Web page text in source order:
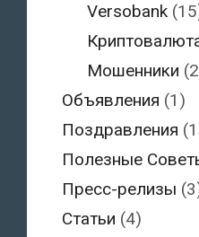
Versobank
Мошенники
Объявления (1)
Поздравления
Полезные
Пресс-релизы
Статьи (4)